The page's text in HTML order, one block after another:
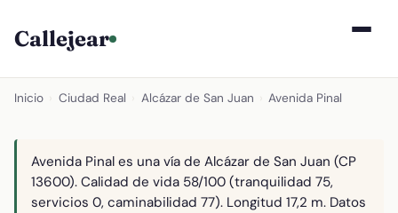
Callejear
Inicio Ciudad Real Alcázar de San Juan Avenida Pinal
Avenida Pinal es una vía de Alcázar de San Juan (CP
13600). Calidad de vida 58/100 (tranquilidad 75,
servicios 0, caminabilidad 77). Longitud 17,2 m. Datos